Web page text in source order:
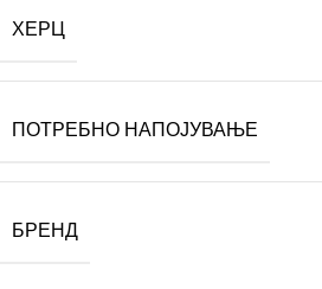
ХЕРЦ
ПОТРЕБНО НАПОЈУВАЊЕ
БРЕНД